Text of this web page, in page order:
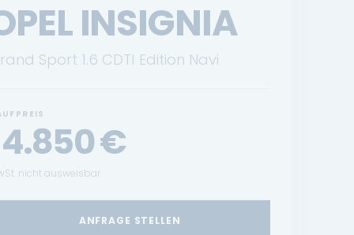
INSIGNIA
Sport 1.6 CDTI Edition Navi
€
nicht ausweisbar
ANFRAGE STELLEN